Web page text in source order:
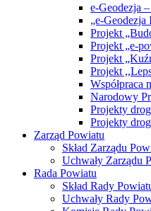
e-Geodezja
„e-
Projekt
Projekt „e-
Projekt
Projekt
Współpraca
Narodowy
Projekty
Projekty
Zarząd Powiatu
Skład Zarządu
Uchwały Zarządu
Rada Powiatu
Skład Rady
Uchwały Rady